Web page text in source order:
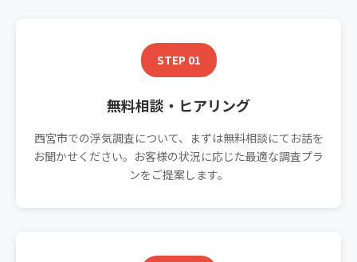
STEP 01
無料相談・ヒアリング
西宮市での浮気調査について、まずは無料相談にてお話を
お聞かせください。お客様の状況に応じた最適な調査プラ
ンをご提案します。